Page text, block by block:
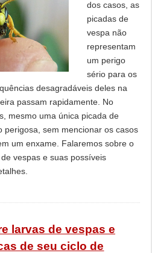
dos casos, as
picadas de
vespa não
representam
um perigo
sério para os
desagradáveis ​​​​deles na
passam rapidamente. No
mesmo uma única picada de
perigosa, sem mencionar os casos
um enxame. Falaremos sobre o
vespas e suas possíveis
larvas de vespas e
de seu ciclo de